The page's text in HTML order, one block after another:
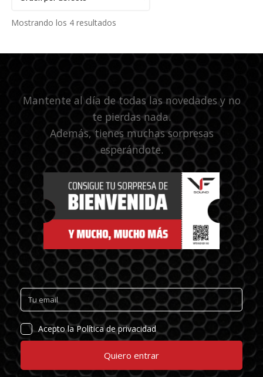
Mostrando los 4 resultados
Mantente al día de todas las novedades y no
te pierdas nada.
Además, tienes muchas sorpresas
esperándote.